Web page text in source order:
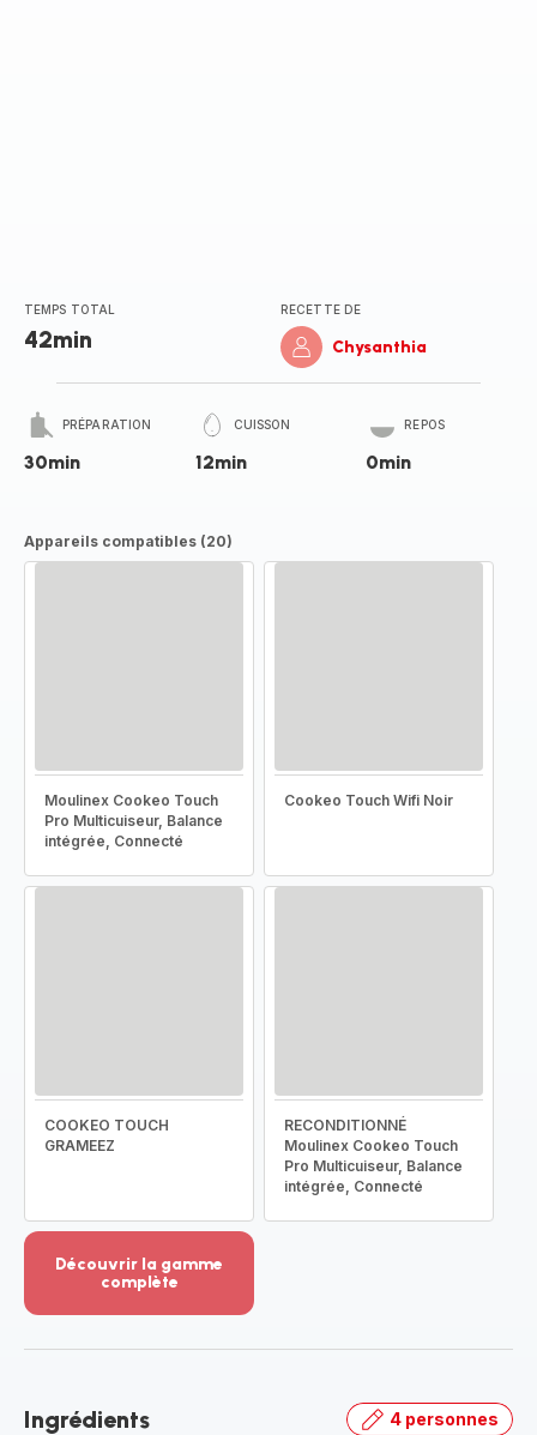
TEMPS TOTAL
42min
RECETTE DE
Chysanthia
PRÉPARATION
30min
CUISSON
12min
REPOS
0min
Appareils compatibles (20)
Moulinex Cookeo Touch
Pro Multicuiseur, Balance
intégrée, Connecté
Cookeo Touch Wifi Noir
COOKEO TOUCH
GRAMEEZ
RECONDITIONNÉ
Moulinex Cookeo Touch
Pro Multicuiseur, Balance
intégrée, Connecté
Découvrir la gamme
complète
-
gamme
Ingrédients 4 personnes